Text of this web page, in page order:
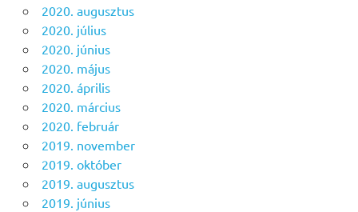
2020. augusztus
2020. július
2020. június
2020. május
2020. április
2020. március
2020. február
2019. november
2019. október
2019. augusztus
2019. június